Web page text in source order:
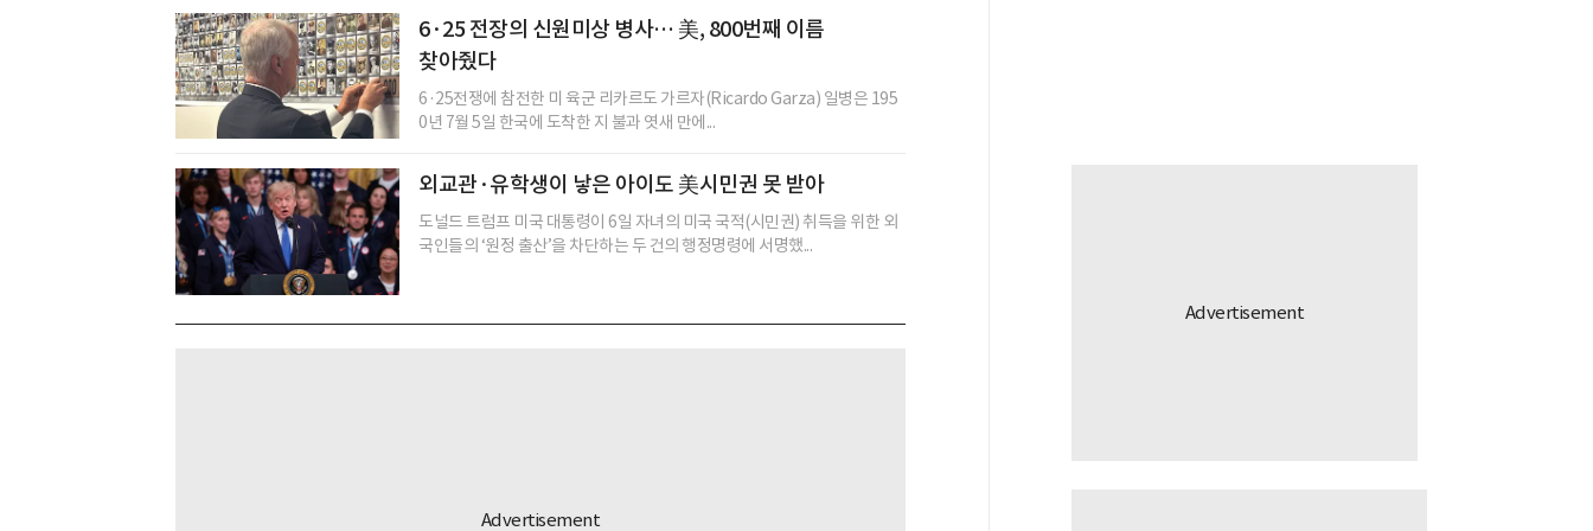
6·25 전장의 신원미상 병사… 美, 800번째 이름
찾아줬다
6·25전쟁에 참전한 미 육군 리카르도 가르자(Ricardo Garza) 일병은 195
0년 7월 5일 한국에 도착한 지 불과 엿새 만에...
외교관·유학생이 낳은 아이도 美시민권 못 받아
도널드 트럼프 미국 대통령이 6일 자녀의 미국 국적(시민권) 취득을 위한 외
국인들의 ‘원정 출산’을 차단하는 두 건의 행정명령에 서명했...